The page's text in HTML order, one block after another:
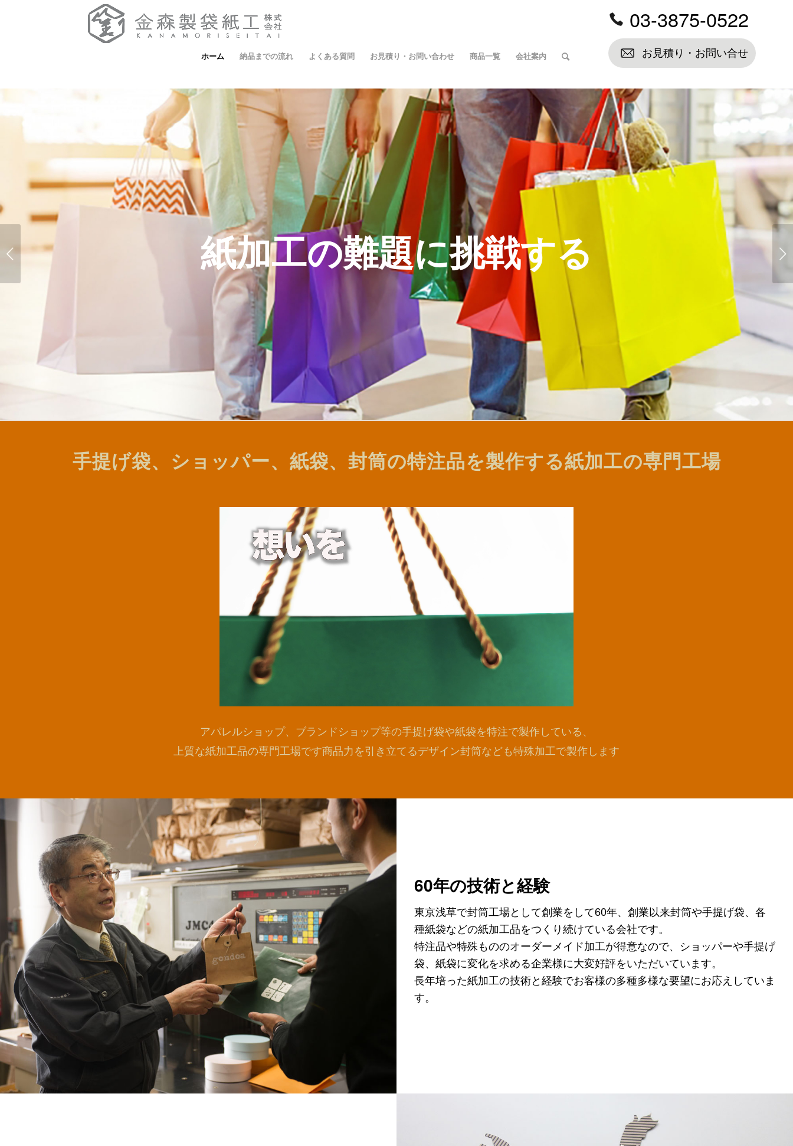
03-3875-0522
お見積り・お問い合せ
ホーム 納品までの流れ よくある質問 お見積り・お問い合わせ 商品一覧 会社案内
金森製袋紙工の 「かみ」×「ワザ」 後
手提げ袋、ショッパー、紙袋、封筒の特注品を製作する紙加工の専門工場
アパレルショップ、ブランドショップ等の手提げ袋や紙袋を特注で製作している、
上質な紙加工品の専門工場です商品力を引き立てるデザイン封筒なども特殊加工で製作します
60年の技術と経験
東京浅草で封筒工場として創業をして60年、創業以来封筒や手提げ袋、各
種紙袋などの紙加工品をつくり続けている会社です。
特注品や特殊もののオーダーメイド加工が得意なので、ショッパーや手提げ
袋、紙袋に変化を求める企業様に大変好評をいただいています。
長年培った紙加工の技術と経験でお客様の多種多様な要望にお応えしていま
す。